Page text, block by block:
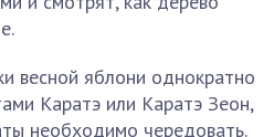
весной яблони однократно
Каратэ или Каратэ Зеон,
необходимо чередовать.